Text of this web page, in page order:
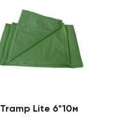
Tramp Lite 6*10м